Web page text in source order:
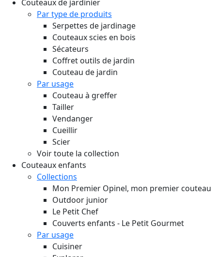
Couteaux de jardinier
Par type de produits
Serpettes de jardinage
Couteaux scies en bois
Sécateurs
Coffret outils de jardin
Couteau de jardin
Par usage
Couteau à greffer
Tailler
Vendanger
Cueillir
Scier
Voir toute la collection
Couteaux enfants
Collections
Mon Premier Opinel, mon premier couteau
Outdoor junior
Le Petit Chef
Couverts enfants - Le Petit Gourmet
Par usage
Cuisiner